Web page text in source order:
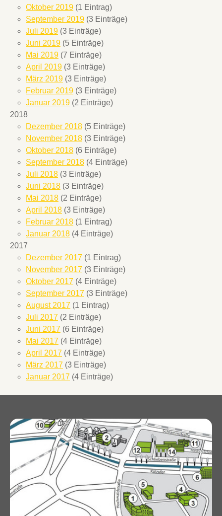
Oktober 2019 (1 Eintrag)
September 2019 (3 Einträge)
Juli 2019 (3 Einträge)
Juni 2019 (5 Einträge)
Mai 2019 (7 Einträge)
April 2019 (3 Einträge)
März 2019 (3 Einträge)
Februar 2019 (3 Einträge)
Januar 2019 (2 Einträge)
2018
Dezember 2018 (5 Einträge)
November 2018 (3 Einträge)
Oktober 2018 (6 Einträge)
September 2018 (4 Einträge)
Juli 2018 (3 Einträge)
Juni 2018 (3 Einträge)
Mai 2018 (2 Einträge)
April 2018 (3 Einträge)
Februar 2018 (1 Eintrag)
Januar 2018 (4 Einträge)
2017
Dezember 2017 (1 Eintrag)
November 2017 (3 Einträge)
Oktober 2017 (4 Einträge)
September 2017 (3 Einträge)
August 2017 (1 Eintrag)
Juli 2017 (2 Einträge)
Juni 2017 (6 Einträge)
Mai 2017 (4 Einträge)
April 2017 (4 Einträge)
März 2017 (3 Einträge)
Januar 2017 (4 Einträge)